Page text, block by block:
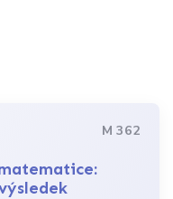
M 362